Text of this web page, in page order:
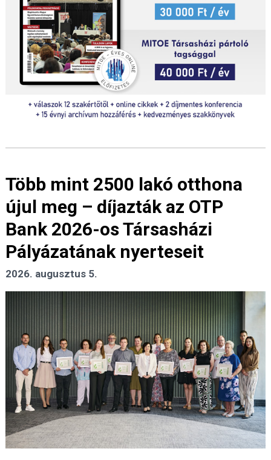
Több mint 2500 lakó otthona
újul meg – díjazták az OTP
Bank 2026-os Társasházi
Pályázatának nyerteseit
2026. augusztus 5.